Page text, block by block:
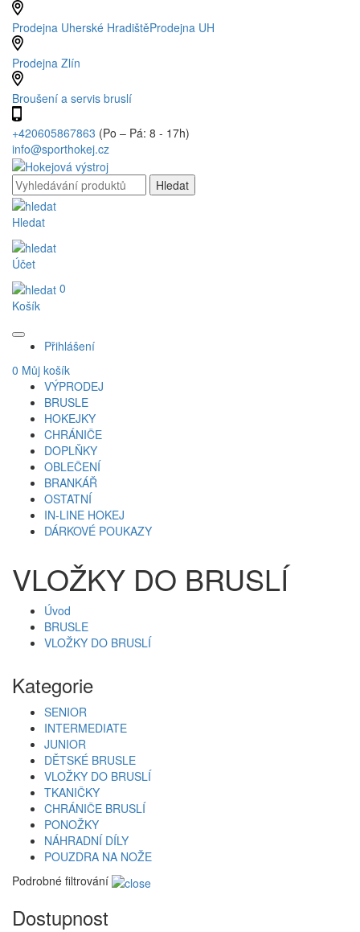
Prodejna Uherské HradištěProdejna UH
Prodejna Zlín
Broušení a servis bruslí
+420605867863 (Po – Pá: 8 - 17h)
info@sporthokej.cz
Hledat
Účet
0
Košík
Přihlášení
0 Můj košík
VÝPRODEJ
BRUSLE
HOKEJKY
CHRÁNIČE
DOPLŇKY
OBLEČENÍ
BRANKÁŘ
OSTATNÍ
IN-LINE HOKEJ
DÁRKOVÉ POUKAZY
VLOŽKY DO BRUSLÍ
Úvod
BRUSLE
VLOŽKY DO BRUSLÍ
Kategorie
SENIOR
INTERMEDIATE
JUNIOR
DĚTSKÉ BRUSLE
VLOŽKY DO BRUSLÍ
TKANIČKY
CHRÁNIČE BRUSLÍ
PONOŽKY
NÁHRADNÍ DÍLY
POUZDRA NA NOŽE
Podrobné filtrování
Dostupnost